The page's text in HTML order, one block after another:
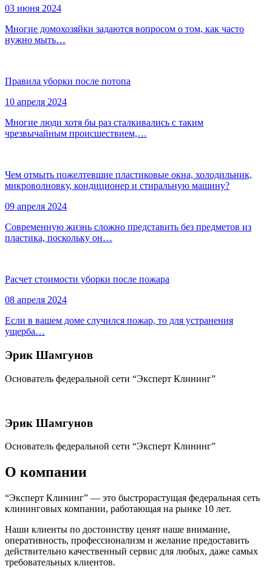
03 июня 2024
Многие домохозяйки задаются вопросом о том, как часто
нужно мыть…
Правила уборки после потопа
10 апреля 2024
Многие люди хотя бы раз сталкивались с таким
чрезвычайным происшествием,…
Чем отмыть пожелтевшие пластиковые окна, холодильник,
микроволновку, кондиционер и стиральную машину?
09 апреля 2024
Современную жизнь сложно представить без предметов из
пластика, поскольку он…
Расчет стоимости уборки после пожара
08 апреля 2024
Если в вашем доме случился пожар, то для устранения
ущерба…
Эрик Шамгунов
Основатель федеральной сети “Эксперт Клининг”
Эрик Шамгунов
Основатель федеральной сети “Эксперт Клининг”
О компании
“Эксперт Клининг” — это быстрорастущая федеральная сеть
клининговых компании, работающая на рынке 10 лет.
Наши клиенты по достоинству ценят наше внимание,
оперативность, профессионализм и желание предоставить
действительно качественный сервис для любых, даже самых
требовательных клиентов.